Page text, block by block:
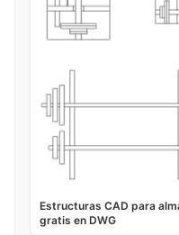
Estructuras CAD para
gratis en DWG